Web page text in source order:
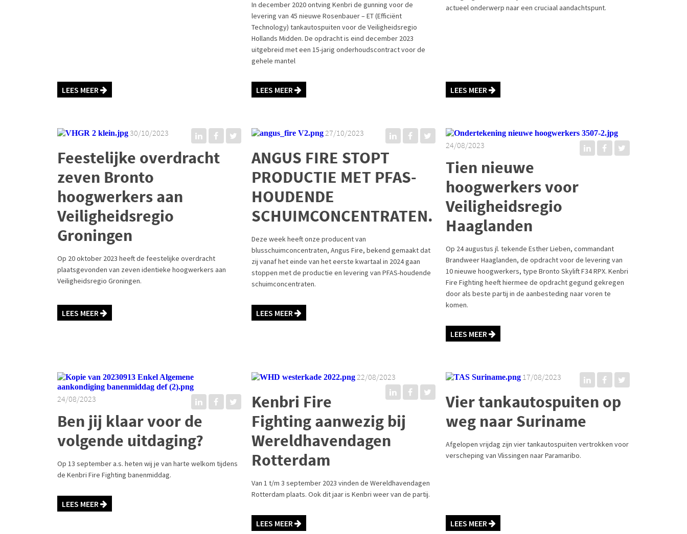
LEES MEER
In december 2020 ontving Kenbri de gunning voor de
levering van 45 nieuwe Rosenbauer – ET (Efficiënt
Technology) tankautospuiten voor de Veiligheidsregio
Hollands Midden. De opdracht is eind december 2023
uitgebreid met een 15-jarig onderhoudscontract voor de
gehele mantel
LEES MEER
actueel onderwerp naar een cruciaal aandachtspunt.
LEES MEER
30/10/2023
Feestelijke overdracht
zeven Bronto
hoogwerkers aan
Veiligheidsregio
Groningen
Op 20 oktober 2023 heeft de feestelijke overdracht
plaatsgevonden van zeven identieke hoogwerkers aan
Veiligheidsregio Groningen.
LEES MEER
27/10/2023
ANGUS FIRE STOPT
PRODUCTIE MET PFAS-
HOUDENDE
SCHUIMCONCENTRATEN.
Deze week heeft onze producent van
blusschuimconcentraten, Angus Fire, bekend gemaakt dat
zij vanaf het einde van het eerste kwartaal in 2024 gaan
stoppen met de productie en levering van PFAS-houdende
schuimconcentraten.
LEES MEER
24/08/2023
Tien nieuwe
hoogwerkers voor
Veiligheidsregio
Haaglanden
Op 24 augustus jl. tekende Esther Lieben, commandant
Brandweer Haaglanden, de opdracht voor de levering van
10 nieuwe hoogwerkers, type Bronto Skylift F34 RPX. Kenbri
Fire Fighting heeft hiermee de opdracht gegund gekregen
door als beste partij in de aanbesteding naar voren te
komen.
LEES MEER
24/08/2023
Ben jij klaar voor de
volgende uitdaging?
Op 13 september a.s. heten wij je van harte welkom tijdens
de Kenbri Fire Fighting banenmiddag.
LEES MEER
22/08/2023
Kenbri Fire
Fighting aanwezig bij
Wereldhavendagen
Rotterdam
Van 1 t/m 3 september 2023 vinden de Wereldhavendagen
Rotterdam plaats. Ook dit jaar is Kenbri weer van de partij.
LEES MEER
17/08/2023
Vier tankautospuiten op
weg naar Suriname
Afgelopen vrijdag zijn vier tankautospuiten vertrokken voor
verscheping van Vlissingen naar Paramaribo.
LEES MEER